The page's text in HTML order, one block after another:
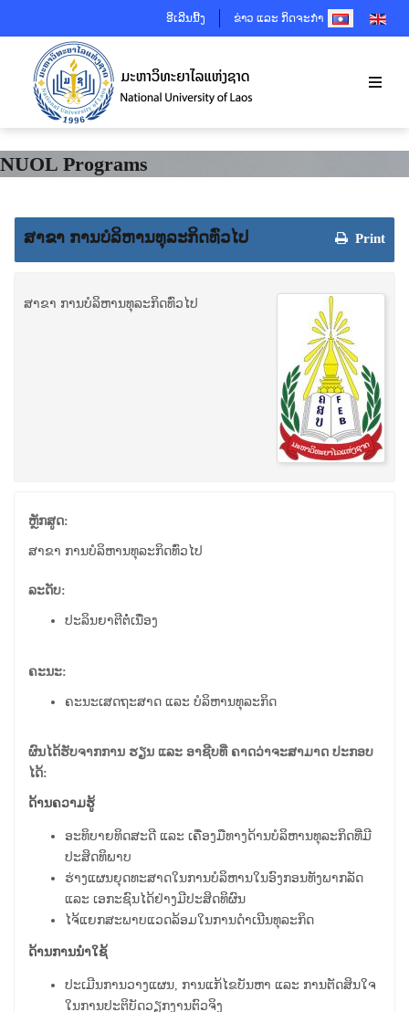
ອີເລີນນີ້ງ ຂ່າວ ແລະ ກິດຈະກຳSELECT YOUR
NUOL Programs
Print
ສາຂາ ການບໍລິຫານທຸລະກິດທົ່ວໄປ
ສາຂາ ການບໍລິຫານທຸລະກິດທົ່ວໄປ
ຫຼັກສູດ:
ສາຂາ ການບໍລິຫານທຸລະກິດທົ່ວໄປ
ລະດັບ:
ປະລິນຍາຕີຕໍ່ເນື່ອງ
ຄະນະ:
ຄະນະເສດຖະສາດ ແລະ ບໍລິຫານທຸລະກິດ
ຜົນໄດ້ຮັບຈາກການ ຮຽນ ແລະ ອາຊີບທີ່ ຄາດວ່າຈະສາມາດ ປະກອບ
ໄດ້:
ດ້ານຄວາມຮູ້
ອະທິບາຍທິດສະດີ ແລະ ເຄື່ອງມືທາງດ້ານບໍລິຫານທຸລະກິດທີ່ມີ
ປະສິດທິພາບ
ຮ່າງແຜນຍຸດທະສາດໃນການບໍລິຫານໃນອົງກອນທັງພາກລັດ
ແລະ ເອກະຊົນໄດ້ຢ່າງມີປະສິດທິຜົນ
ໄຈ້ແຍກສະພາບແວດລ້ອມໃນການດຳເນີນທຸລະກິດ
ດ້ານການນຳໃຊ້
ປະເມີນການວາງແຜນ, ການແກ້ໄຂບັນຫາ ແລະ ການຕັດສິນໃຈ
ໃນການປະຕິບັດວຽກງານຕົວຈິງ